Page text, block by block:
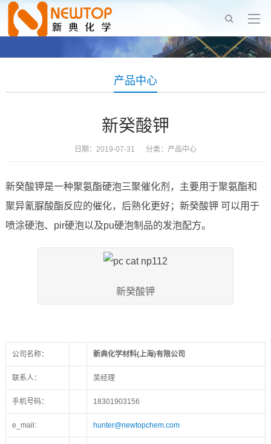
产品中心
新癸酸钾
日期：2019-07-31 分类： 产品中心
新癸酸钾是一种聚氨酯硬泡三聚催化剂，主要用于聚氨酯和
聚异氰脲酸酯反应的催化，后熟化更好；新癸酸钾 可以用于
喷涂硬泡、pir硬泡以及pu硬泡制品的发泡配方。
新癸酸钾
公司名称： 新典化学材料(上海)有限公司
联系人： 吴经理
手机号码： 18301903156
e_mail: hunter@newtopchem.com